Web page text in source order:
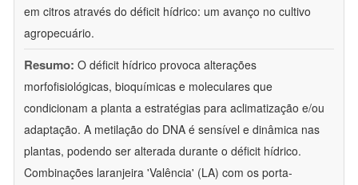
em citros através do déficit hídrico: um avanço no cultivo
agropecuário.
Resumo: O déficit hídrico provoca alterações
morfofisiológicas, bioquímicas e moleculares que
condicionam a planta a estratégias para aclimatização e/ou
adaptação. A metilação do DNA é sensível e dinâmica nas
plantas, podendo ser alterada durante o déficit hídrico.
Combinações laranjeira 'Valência' (LA) com os porta-